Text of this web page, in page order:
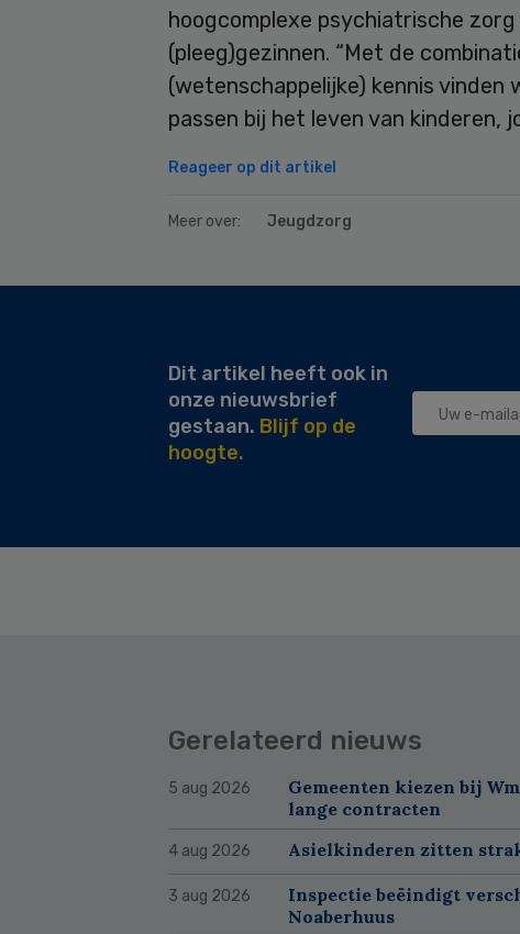
hoogcomplexe psychiatrische
(pleeg)gezinnen. “Met de
(wetenschappelijke) kennis vinden
passen bij het leven van kinderen,
Reageer op dit artikel
Meer over: Jeugdzorg
Dit artikel heeft ook in
onze nieuwsbrief
gestaan. Blijf op de
hoogte.
Gerelateerd nieuws
5 aug 2026
Gemeenten kiezen bij
lange contracten
4 aug 2026 Asielkinderen zitten
3 aug 2026
Inspectie beëindigt
Noaberhuus